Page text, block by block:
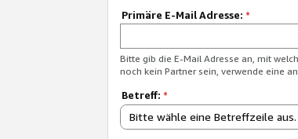
Primäre E-Mail Adresse: *
Bitte gib die E-Mail Adresse an, mit
noch kein Partner sein, verwende eine
Betreff: *
Bitte wähle eine Betreffzeile aus.